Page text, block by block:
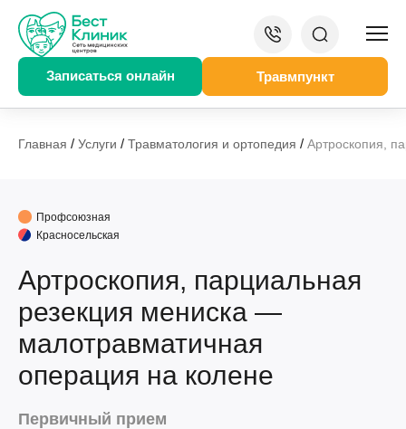
Записаться онлайн Травмпункт
Главная / Услуги / Травматология и ортопедия / Артроскопия,
Профсоюзная
Красносельская
Артроскопия, парциальная
резекция мениска —
малотравматичная
операция на колене
Первичный прием